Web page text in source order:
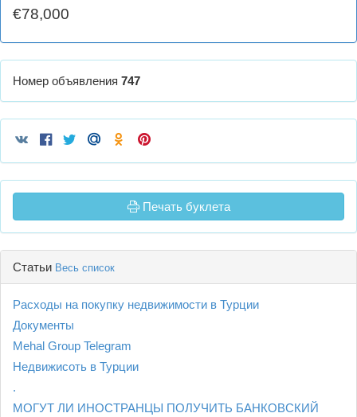
€78,000
Номер объявления 747
Печать буклета
Статьи Весь список
Расходы на покупку недвижимости в Турции
Документы
Mehal Group Telegram
Недвижисоть в Турции
.
МОГУТ ЛИ ИНОСТРАНЦЫ ПОЛУЧИТЬ БАНКОВСКИЙ